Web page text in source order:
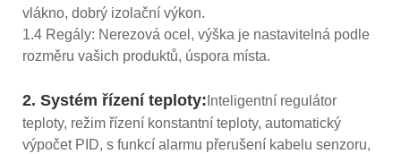
vlákno, dobrý izolační výkon.
1.4 Regály: Nerezová ocel, výška je nastavitelná podle
rozměru vašich produktů, úspora místa.
2. Systém řízení teploty: Inteligentní regulátor
teploty, režim řízení konstantní teploty, automatický
výpočet PID, s funkcí alarmu přerušení kabelu senzoru,